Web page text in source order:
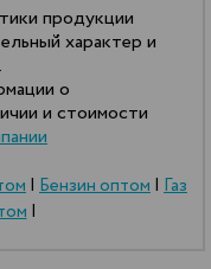
продукции
характер и
.
о
и стоимости
| Бензин оптом| Газ
|